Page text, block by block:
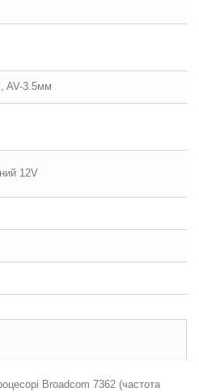
AV-3.5мм
12V
Broadcom 7362 (частота